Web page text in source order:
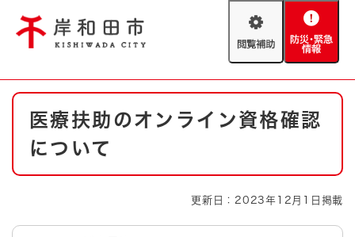
閲
助
防
緊
情
やさしい日本語
防災・緊急情報 救急・消防
ハザードマップ
本
医療扶助のオンライン資格確認
について
更新日：2023年12月1日掲載